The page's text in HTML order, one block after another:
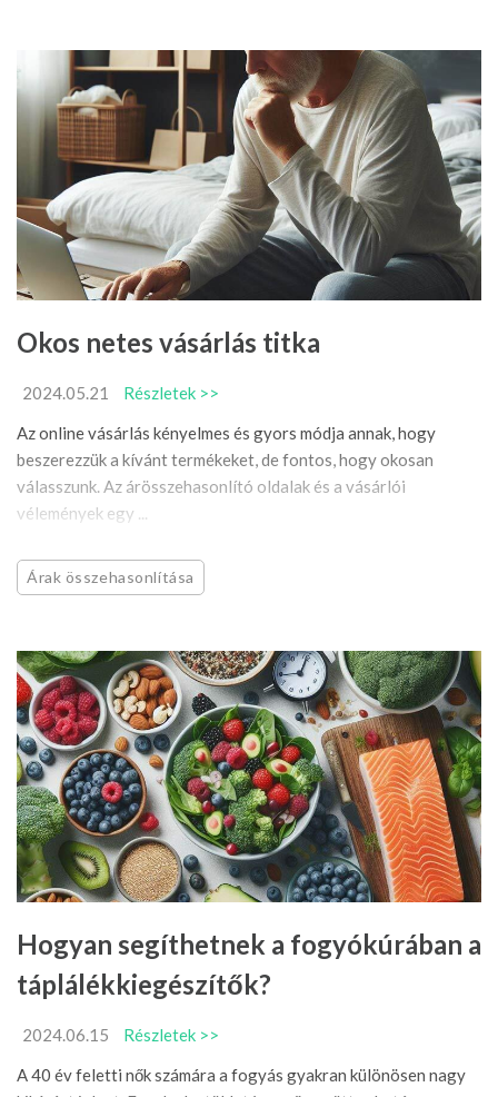
Okos netes vásárlás titka
2024.05.21
Részletek >>
Az online vásárlás kényelmes és gyors módja annak, hogy
beszerezzük a kívánt termékeket, de fontos, hogy okosan
válasszunk. Az árösszehasonlító oldalak és a vásárlói
vélemények egy ...
Árak összehasonlítása
Hogyan segíthetnek a fogyókúrában a
táplálékkiegészítők?
2024.06.15
Részletek >>
A 40 év feletti nők számára a fogyás gyakran különösen nagy